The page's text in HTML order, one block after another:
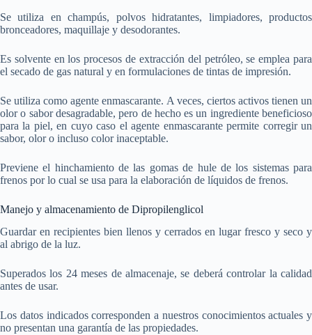
Se utiliza en champús, polvos hidratantes, limpiadores, productos
bronceadores, maquillaje y desodorantes.
Es solvente en los procesos de extracción del petróleo, se emplea para
el secado de gas natural y en formulaciones de tintas de impresión.
Se utiliza como agente enmascarante. A veces, ciertos activos tienen un
olor o sabor desagradable, pero de hecho es un ingrediente beneficioso
para la piel, en cuyo caso el agente enmascarante permite corregir un
sabor, olor o incluso color inaceptable.
Previene el hinchamiento de las gomas de hule de los sistemas para
frenos por lo cual se usa para la elaboración de líquidos de frenos.
Manejo y almacenamiento de Dipropilenglicol
Guardar en recipientes bien llenos y cerrados en lugar fresco y seco y
al abrigo de la luz.
Superados los 24 meses de almacenaje, se deberá controlar la calidad
antes de usar.
Los datos indicados corresponden a nuestros conocimientos actuales y
no presentan una garantía de las propiedades.